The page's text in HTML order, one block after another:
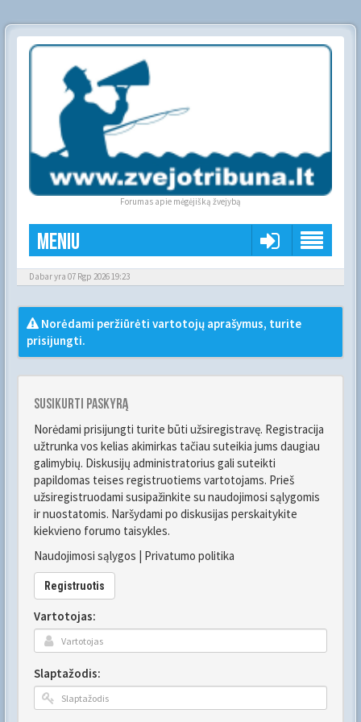
Forumas apie mėgėjišką žvejybą
Meniu
Dabar yra 07 Rgp 2026 19:23
Norėdami peržiūrėti vartotojų aprašymus, turite
prisijungti.
Susikurti paskyrą
Norėdami prisijungti turite būti užsiregistravę. Registracija
užtrunka vos kelias akimirkas tačiau suteikia jums daugiau
galimybių. Diskusijų administratorius gali suteikti
papildomas teises registruotiems vartotojams. Prieš
užsiregistruodami susipažinkite su naudojimosi sąlygomis
ir nuostatomis. Naršydami po diskusijas perskaitykite
kiekvieno forumo taisykles.
Naudojimosi sąlygos | Privatumo politika
Registruotis
Vartotojas:
Slaptažodis: